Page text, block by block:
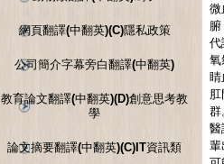
網頁翻譯(中翻英)(C)隱私政策
公司簡介字幕旁白翻譯(中翻英)
教育論文翻譯(中翻英)(D)創意思考教
學
論文摘要翻譯(中翻英)(C)IT資訊類
微
代
氧
群
醫
輩